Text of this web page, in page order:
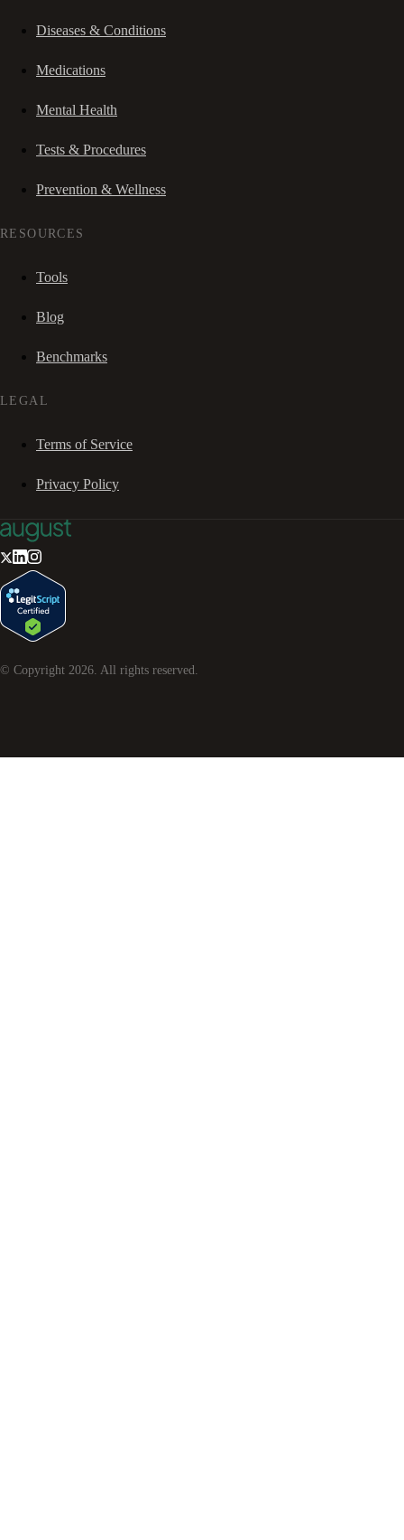
Diseases & Conditions
Medications
Mental Health
Tests & Procedures
Prevention & Wellness
RESOURCES
Tools
Blog
Benchmarks
LEGAL
Terms of Service
Privacy Policy
© Copyright 2026 . All rights reserved.